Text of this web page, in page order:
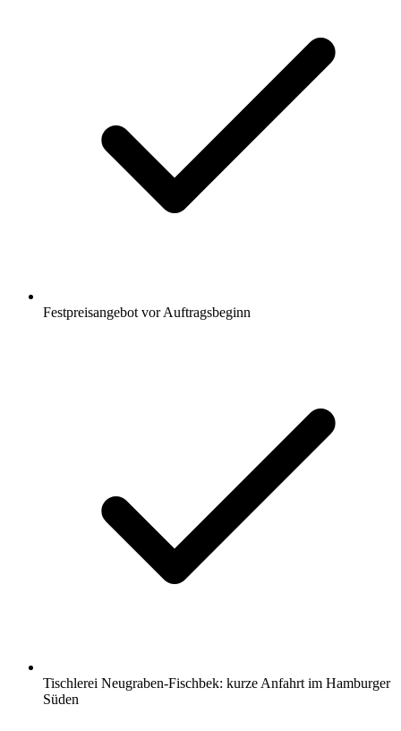
Festpreisangebot vor Auftragsbeginn
Tischlerei Neugraben-Fischbek: kurze Anfahrt im Hamburger
Süden